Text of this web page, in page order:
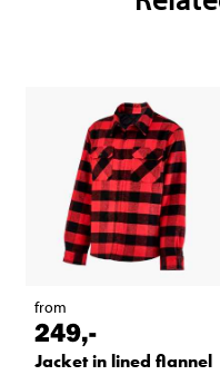
from
249,-
Jacket in lined flannel